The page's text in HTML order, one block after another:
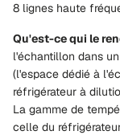
8 lignes haute
Qu'est-ce qui le
l'échantillon dans
(l'espace dédié à
réfrigérateur à
La gamme de
celle du